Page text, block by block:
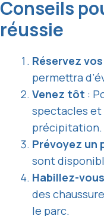
Conseils
réussie
Réservez
permettra
Venez tôt :
spectacles et
précipitation.
Prévoyez un
sont
Habillez-
des
le parc.